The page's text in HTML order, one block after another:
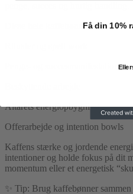
Disse hele kaffebønner kan
Penge- og succesmanifestation
Altarets energiopbygning
Offerarbejde og intention bowls
Kaffens stærke og jordende
intentioner og holde fokus på dit
momentum eller et energetisk
✨ Tip: Brug kaffebønner
Få din 10%